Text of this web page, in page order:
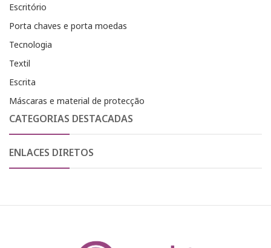
Escritório
Porta chaves e porta moedas
Tecnologia
Textil
Escrita
Máscaras e material de protecção
CATEGORIAS DESTACADAS
ENLACES DIRETOS